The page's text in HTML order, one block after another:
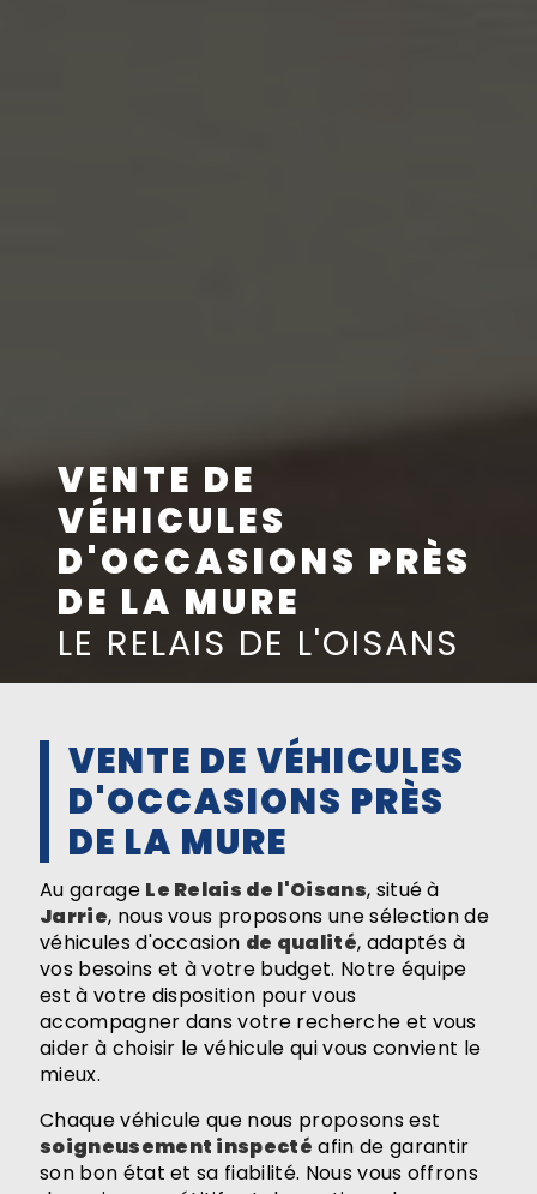
VENTE DE
VÉHICULES
D'OCCASIONS PRÈS
DE LA MURE
LE RELAIS DE L'OISANS
VENTE DE VÉHICULES
D'OCCASIONS PRÈS
DE LA MURE
Au garage Le Relais de l'Oisans, situé à
Jarrie, nous vous proposons une sélection de
véhicules d'occasion de qualité, adaptés à
vos besoins et à votre budget. Notre équipe
est à votre disposition pour vous
accompagner dans votre recherche et vous
aider à choisir le véhicule qui vous convient le
mieux.
Chaque véhicule que nous proposons est
soigneusement inspecté afin de garantir
son bon état et sa fiabilité. Nous vous offrons